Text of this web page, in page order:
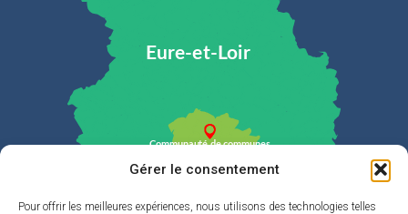
Gérer le consentement
Pour offrir les meilleures expériences, nous utilisons des technologies telles